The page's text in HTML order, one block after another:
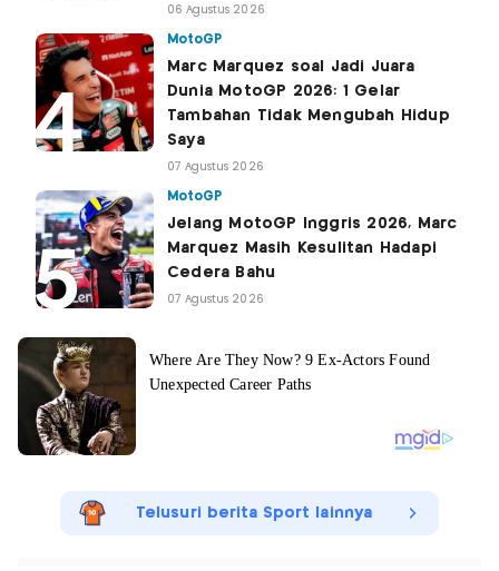
06 Agustus 2026
MotoGP
Marc Marquez soal Jadi Juara
Dunia MotoGP 2026: 1 Gelar
Tambahan Tidak Mengubah Hidup
Saya
07 Agustus 2026
MotoGP
Jelang MotoGP Inggris 2026, Marc
Marquez Masih Kesulitan Hadapi
Cedera Bahu
07 Agustus 2026
Telusuri berita Sport lainnya